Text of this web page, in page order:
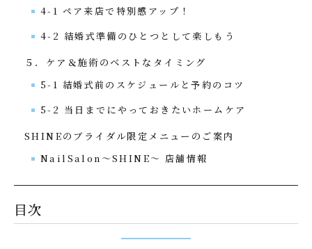
4-1 ペア来店で特別感アップ！
4-2 結婚式準備のひとつとして楽しもう
５．ケア＆施術のベストなタイミング
5-1 結婚式前のスケジュールと予約のコツ
5-2 当日までにやっておきたいホームケア
SHINEのブライダル限定メニューのご案内
NailSalon〜SHINE〜 店舗情報
目次